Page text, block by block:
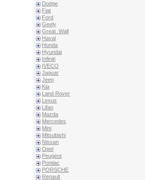
Dodge
Fiat
Ford
Geely
Great_Wall
Haval
Honda
Hyundai
Infiniti
IVECO
Jaguar
Jeep
Kia
Land Rover
Lexus
Lifan
Mazda
Mercedes
Mini
Mitsubishi
Nissan
Opel
Peugeot
Pontiac
PORSCHE
Renault